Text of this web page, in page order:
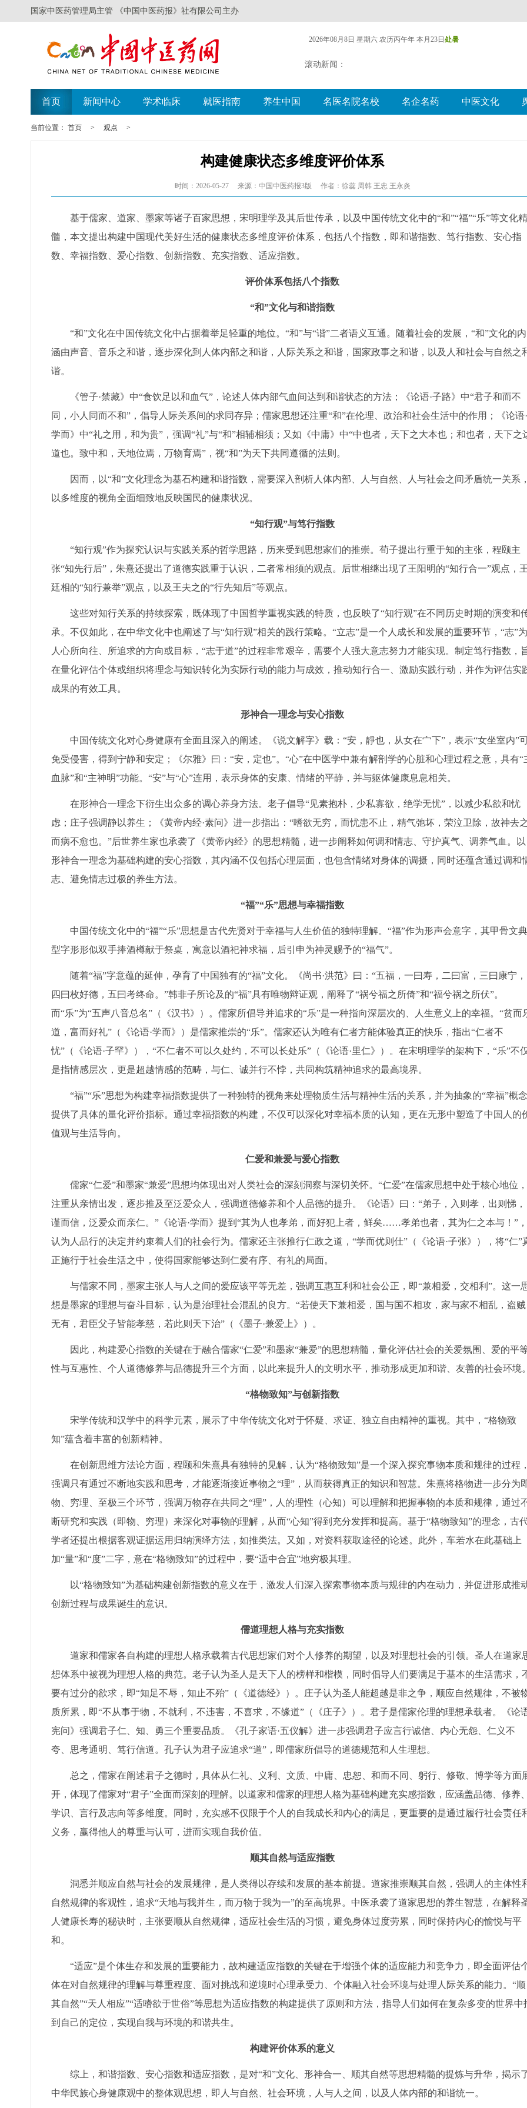
国家中医药管理局主管 《中国中医药报》社有限公司主办
2026年08月8日 星期六 农历丙午年 本月23日 处暑
滚动新闻：
首页 新闻中心 学术临床 就医指南 养生中国 名医名院名校 名企名药 中医文化
当前位置： 首页 > 观点 >
构建健康状态多维度评价体系
时间：2026-05-27 来源：中国中医药报3版 作者：徐蕊 周韩 王忠 王永炎
基于儒家、道家、墨家等诸子百家思想，宋明理学及其后世传承，以及中国传统文化中的“和”“福”“乐”等文化精
髓，本文提出构建中国现代美好生活的健康状态多维度评价体系，包括八个指数，即和谐指数、笃行指数、安心指
数、幸福指数、爱心指数、创新指数、充实指数、适应指数。
评价体系包括八个指数
“和”文化与和谐指数
“和”文化在中国传统文化中占据着举足轻重的地位。“和”与“谐”二者语义互通。随着社会的发展，“和”文化的内
涵由声音、音乐之和谐，逐步深化到人体内部之和谐，人际关系之和谐，国家政事之和谐，以及人和社会与自然之
谐。
《管子·禁藏》中“食饮足以和血气”，论述人体内部气血间达到和谐状态的方法；《论语·子路》中“君子和而不
同，小人同而不和”，倡导人际关系间的求同存异；儒家思想还注重“和”在伦理、政治和社会生活中的作用；《论语·
学而》中“礼之用，和为贵”，强调“礼”与“和”相辅相须；又如《中庸》中“中也者，天下之大本也；和也者，天下之
道也。致中和，天地位焉，万物育焉”，视“和”为天下共同遵循的法则。
因而，以“和”文化理念为基石构建和谐指数，需要深入剖析人体内部、人与自然、人与社会之间矛盾统一关系，
以多维度的视角全面细致地反映国民的健康状况。
“知行观”与笃行指数
“知行观”作为探究认识与实践关系的哲学思路，历来受到思想家们的推崇。荀子提出行重于知的主张，程颐主
张“知先行后”，朱熹还提出了道德实践重于认识，二者常相须的观点。后世相继出现了王阳明的“知行合一”观点，
廷相的“知行兼举”观点，以及王夫之的“行先知后”等观点。
这些对知行关系的持续探索，既体现了中国哲学重视实践的特质，也反映了“知行观”在不同历史时期的演变和
承。不仅如此，在中华文化中也阐述了与“知行观”相关的践行策略。“立志”是一个人成长和发展的重要环节，“志”为
人心所向往、所追求的方向或目标，“志于道”的过程非常艰辛，需要个人强大意志努力才能实现。制定笃行指数，
在量化评估个体或组织将理念与知识转化为实际行动的能力与成效，推动知行合一、激励实践行动，并作为评估实
成果的有效工具。
形神合一理念与安心指数
中国传统文化对心身健康有全面且深入的阐述。《说文解字》载：“安，靜也，从女在宀下”，表示“女坐室内”
免受侵害，得到宁静和安定；《尔雅》曰：“安，定也”。“心”在中医学中兼有解剖学的心脏和心理过程之意，具有“
血脉”和“主神明”功能。“安”与“心”连用，表示身体的安康、情绪的平静，并与躯体健康息息相关。
在形神合一理念下衍生出众多的调心养身方法。老子倡导“见素抱朴，少私寡欲，绝学无忧”，以减少私欲和忧
虑；庄子强调静以养生；《黄帝内经·素问》进一步指出：“嗜欲无穷，而忧患不止，精气弛坏，荣泣卫除，故神去之
而病不愈也。”后世养生家也承袭了《黄帝内经》的思想精髓，进一步阐释如何调和情志、守护真气、调养气血。以
形神合一理念为基础构建的安心指数，其内涵不仅包括心理层面，也包含情绪对身体的调摄，同时还蕴含通过调和
志、避免情志过极的养生方法。
“福”“乐”思想与幸福指数
中国传统文化中的“福”“乐”思想是古代先贤对于幸福与人生价值的独特理解。“福”作为形声会意字，其甲骨文典
型字形形似双手捧酒樽献于祭桌，寓意以酒祀神求福，后引申为神灵赐予的“福气”。
随着“福”字意蕴的延伸，孕育了中国独有的“福”文化。《尚书·洪范》曰：“五福，一曰寿，二曰富，三曰康宁，
四曰枚好德，五曰考终命。”韩非子所论及的“福”具有唯物辩证观，阐释了“祸兮福之所倚”和“福兮祸之所伏”。
而“乐”为“五声八音总名”（《汉书》）。儒家所倡导并追求的“乐”是一种指向深层次的、人生意义上的幸福。“贫而
道，富而好礼”（《论语·学而》）是儒家推崇的“乐”。儒家还认为唯有仁者方能体验真正的快乐，指出“仁者不
忧”（《论语·子罕》），“不仁者不可以久处约，不可以长处乐”（《论语·里仁》）。在宋明理学的架构下，“乐”不
是指情感层次，更是超越情感的范畴，与仁、诚并行不悖，共同构筑精神追求的最高境界。
“福”“乐”思想为构建幸福指数提供了一种独特的视角来处理物质生活与精神生活的关系，并为抽象的“幸福”概念
提供了具体的量化评价指标。通过幸福指数的构建，不仅可以深化对幸福本质的认知，更在无形中塑造了中国人的
值观与生活导向。
仁爱和兼爱与爱心指数
儒家“仁爱”和墨家“兼爱”思想均体现出对人类社会的深刻洞察与深切关怀。“仁爱”在儒家思想中处于核心地位，
注重从亲情出发，逐步推及至泛爱众人，强调道德修养和个人品德的提升。《论语》曰：“弟子，入则孝，出则悌，
谨而信，泛爱众而亲仁。”《论语·学而》提到“其为人也孝弟，而好犯上者，鲜矣……孝弟也者，其为仁之本与！”，
认为人品行的决定并约束着人们的社会行为。儒家还主张推行仁政之道，“学而优则仕”（《论语·子张》），将“仁”
正施行于社会生活之中，使得国家能够达到仁爱有序、有礼的局面。
与儒家不同，墨家主张人与人之间的爱应该平等无差，强调互惠互利和社会公正，即“兼相爱，交相利”。这一
想是墨家的理想与奋斗目标，认为是治理社会混乱的良方。“若使天下兼相爱，国与国不相攻，家与家不相乱，盗贼
无有，君臣父子皆能孝慈，若此则天下治”（《墨子·兼爱上》）。
因此，构建爱心指数的关键在于融合儒家“仁爱”和墨家“兼爱”的思想精髓，量化评估社会的关爱氛围、爱的平
性与互惠性、个人道德修养与品德提升三个方面，以此来提升人的文明水平，推动形成更加和谐、友善的社会环境。
“格物致知”与创新指数
宋学传统和汉学中的科学元素，展示了中华传统文化对于怀疑、求证、独立自由精神的重视。其中，“格物致
知”蕴含着丰富的创新精神。
在创新思维方法论方面，程颐和朱熹具有独特的见解，认为“格物致知”是一个深入探究事物本质和规律的过程，
强调只有通过不断地实践和思考，才能逐渐接近事物之“理”，从而获得真正的知识和智慧。朱熹将格物进一步分为
物、穷理、至极三个环节，强调万物存在共同之“理”，人的理性（心知）可以理解和把握事物的本质和规律，通过
断研究和实践（即物、穷理）来深化对事物的理解，从而“心知”得到充分发挥和提高。基于“格物致知”的理念，古
学者还提出根据客观证据运用归纳演绎方法，如推类法。又如，对资料获取途径的论述。此外，车若水在此基础上
加“量”和“度”二字，意在“格物致知”的过程中，要“适中合宜”地穷极其理。
以“格物致知”为基础构建创新指数的意义在于，激发人们深入探索事物本质与规律的内在动力，并促进形成推
创新过程与成果诞生的意识。
儒道理想人格与充实指数
道家和儒家各自构建的理想人格承载着古代思想家们对个人修养的期望，以及对理想社会的引领。圣人在道家
想体系中被视为理想人格的典范。老子认为圣人是天下人的榜样和楷模，同时倡导人们要满足于基本的生活需求，
要有过分的欲求，即“知足不辱，知止不殆”（《道德经》）。庄子认为圣人能超越是非之争，顺应自然规律，不被
质所累，即“不从事于物，不就利，不违害，不喜求，不缘道”（《庄子》）。君子是儒家伦理的理想承载者。《论
宪问》强调君子仁、知、勇三个重要品质。《孔子家语·五仪解》进一步强调君子应言行诚信、内心无怨、仁义不
夸、思考通明、笃行信道。孔子认为君子应追求“道”，即儒家所倡导的道德规范和人生理想。
总之，儒家在阐述君子之德时，具体从仁礼、义利、文质、中庸、忠恕、和而不同、躬行、修敬、博学等方面
开，体现了儒家对“君子”全面而深刻的理解。以道家和儒家的理想人格为基础构建充实感指数，应涵盖品德、修养、
学识、言行及志向等多维度。同时，充实感不仅限于个人的自我成长和内心的满足，更重要的是通过履行社会责任
义务，赢得他人的尊重与认可，进而实现自我价值。
顺其自然与适应指数
洞悉并顺应自然与社会的发展规律，是人类得以存续和发展的基本前提。道家推崇顺其自然，强调人的主体性
自然规律的客观性，追求“天地与我并生，而万物于我为一”的至高境界。中医承袭了道家思想的养生智慧，在解释
人健康长寿的秘诀时，主张要顺从自然规律，适应社会生活的习惯，避免身体过度劳累，同时保持内心的愉悦与平
和。
“适应”是个体生存和发展的重要能力，故构建适应指数的关键在于增强个体的适应能力和竞争力，即全面评估
体在对自然规律的理解与尊重程度、面对挑战和逆境时心理承受力、个体融入社会环境与处理人际关系的能力。“顺
其自然”“天人相应”“适嗜欲于世俗”等思想为适应指数的构建提供了原则和方法，指导人们如何在复杂多变的世界中
到自己的定位，实现自我与环境的和谐共生。
构建评价体系的意义
综上，和谐指数、安心指数和适应指数，是对“和”文化、形神合一、顺其自然等思想精髓的提炼与升华，揭示
中华民族心身健康观中的整体观思想，即人与自然、社会环境，人与人之间，以及人体内部的和谐统一。